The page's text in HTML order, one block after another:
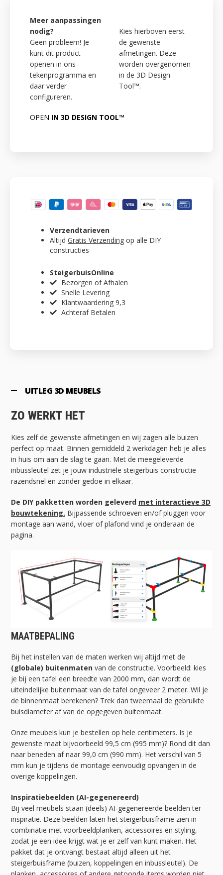
Meer aanpassingen
nodig?
Geen probleem! Je
kunt dit product
openen in ons
tekenprogramma en
daar verder
configureren.
Kies hierboven eerst
de gewenste
afmetingen. Deze
worden overgenomen
in de 3D Design
Tool™.
OPEN IN 3D DESIGN TOOL™
Verzendtarieven
Altijd Gratis Verzending op alle DIY
constructies
SteigerbuisOnline
Bezorgen of Afhalen
Snelle Levering
Klantwaardering 9,3
Achteraf Betalen
UITLEG 3D MEUBELS
ZO WERKT HET
Kies zelf de gewenste afmetingen en wij zagen alle buizen
perfect op maat. Binnen gemiddeld 2 werkdagen heb je alles
in huis om aan de slag te gaan. Met de meegeleverde
inbussleutel zet je jouw industriële steigerbuis constructie
razendsnel en zonder gedoe in elkaar.
De DIY pakketten worden geleverd met interactieve 3D
bouwtekening. Bijpassende schroeven en/of pluggen voor
montage aan wand, vloer of plafond vind je onderaan de
pagina.
MAATBEPALING
Bij het instellen van de maten werken wij altijd met de
(globale) buitenmaten van de constructie. Voorbeeld: kies
je bij een tafel een breedte van 2000 mm, dan wordt de
uiteindelijke buitenmaat van de tafel ongeveer 2 meter. Wil je
de binnenmaat berekenen? Trek dan tweemaal de gebruikte
buisdiameter af van de opgegeven buitenmaat.
Onze meubels kun je bestellen op hele centimeters. Is je
gewenste maat bijvoorbeeld 99,5 cm (995 mm)? Rond dit dan
naar beneden af naar 99,0 cm (990 mm). Het verschil van 5
mm kun je tijdens de montage eenvoudig opvangen in de
overige koppelingen.
Inspiratiebeelden (AI-gegenereerd)
Bij veel meubels staan (deels) AI-gegenereerde beelden ter
inspiratie. Deze beelden laten het steigerbuisframe zien in
combinatie met voorbeeldplanken, accessoires en styling,
zodat je een idee krijgt wat je er zelf van kunt maken. Het
pakket dat je ontvangt bestaat altijd alleen uit het
steigerbuisframe (buizen, koppelingen en inbussleutel). De